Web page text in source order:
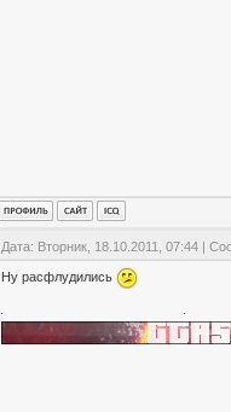
Дата: Вторник, 18.10.2011, 07:44 |
Ну расфлудились